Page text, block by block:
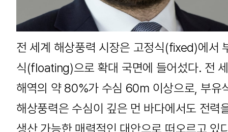
전 세계 해상풍력 시장은 고정식(fixed)에서
식(floating)으로 확대 국면에 들어섰다. 전
해역의 약 80%가 수심 60m 이상으로, 부유
해상풍력은 수심이 깊은 먼 바다에서도 전력
생산 가능한 매력적인 대안으로 떠오르고 있